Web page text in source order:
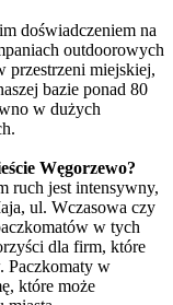
doświadczeniem na
outdoorowych
przestrzeni miejskiej,
bazie ponad 80
w dużych
Węgorzewo?
ruch jest intensywny,
ul. Wczasowa czy
w tych
dla firm, które
Paczkomaty w
które może